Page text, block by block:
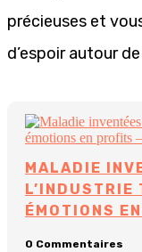
précieuses et
d’espoir autour
MALADIE
L’INDUSTRIE
ÉMOTIONS
0 Commentaires